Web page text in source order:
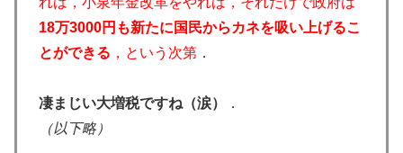
18万3000円も新たに国民からカネを吸い上げるこ
とができる ，という次第 ．
凄まじい大増税ですね（涙）
．
（以下略）